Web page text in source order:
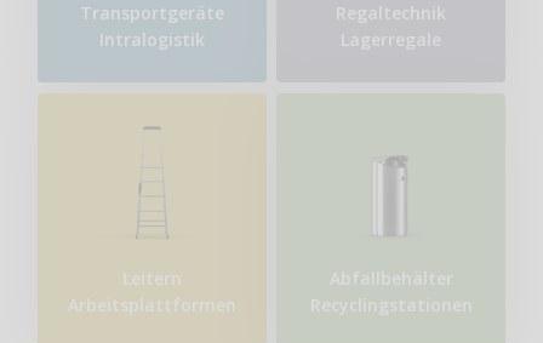
Transport​geräte
Intralogistik
Regaltechnik
Lagerregale
Leitern
Arbeitsplattformen
Abfallbehälter
Recyclingstationen